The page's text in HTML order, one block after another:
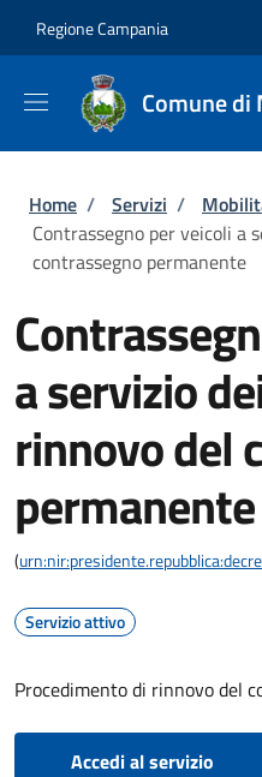
Regione Campania
Comune
Briciole di
Home / Servizi /
Contrassegno per veicoli a
contrassegno permanente
a servizio
rinnovo del
permanente
(
Servizio attivo
Procedimento di rinnovo del
Accedi al servizio